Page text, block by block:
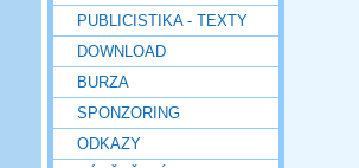
PUBLICISTIKA - TEXTY
DOWNLOAD
BURZA
SPONZORING
ODKAZY